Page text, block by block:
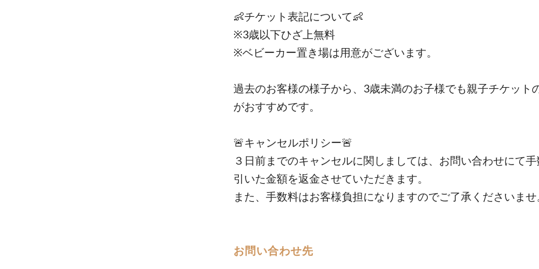
👶チケット表記について👶
※3歳以下ひざ上無料
※ベビーカー置き場は用意がございます。
過去のお客様の様子から、3歳未満のお子様でも親子チケット
がおすすめです。
🚨キャンセルポリシー🚨
３日前までのキャンセルに関しましては、お問い合わせにて手
引いた金額を返金させていただきます。
また、手数料はお客様負担になりますのでご了承くださいませ
お問い合わせ先